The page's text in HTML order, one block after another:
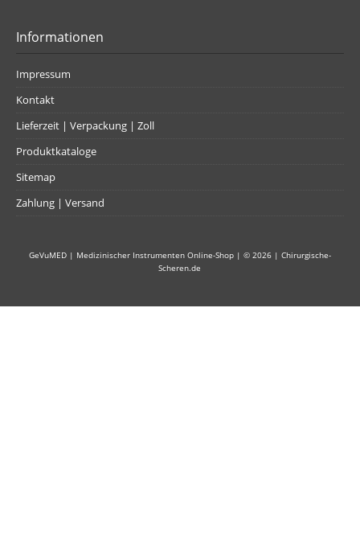
Informationen
Impressum
Kontakt
Lieferzeit | Verpackung | Zoll
Produktkataloge
Sitemap
Zahlung | Versand
GeVuMED | Medizinischer Instrumenten Online-Shop | © 2026 | Chirurgische-
Scheren.de